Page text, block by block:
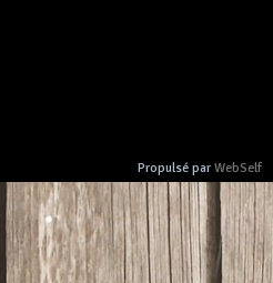
Propulsé par WebSelf